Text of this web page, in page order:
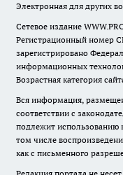
Электронная для других
Сетевое издание
Регистрационный номер
зарегистрировано
информационных
Возрастная категория
Вся информация,
соответствии с
подлежит использованию
том числе
как с письменного